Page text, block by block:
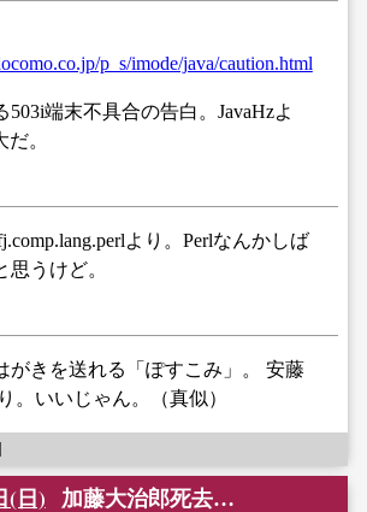
p_s/imode/java/caution.html
503i端末不具合の告白。JavaHzよ
だ。
より。Perlなんかしば
思うけど。
がきを送れる「ぽすこみ」。 安藤
。いいじゃん。（真似）
(日) 加藤大治郎死去…